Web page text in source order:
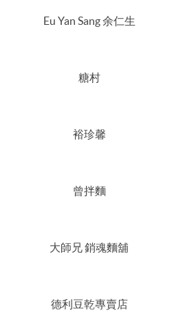
Eu Yan Sang 余仁生
糖村
裕珍馨
曾拌麵
大師兄 銷魂麵舖
德利豆乾專賣店